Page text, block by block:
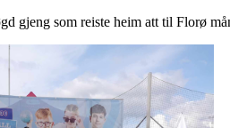
gjeng som reiste heim att til Florø